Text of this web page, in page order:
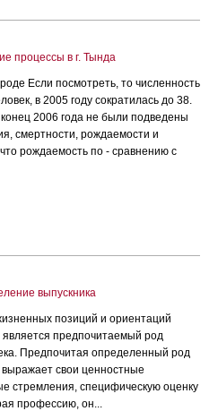
процессы в г. Тында
Если посмотреть, то численность
в 2005 году сократилась до 38.
2006 года не были подведены
смертности, рождаемости и
рождаемость по - сравнению с
выпускника
позиций и ориентаций
предпочитаемый род
Предпочитая определенный род
свои ценностные
стремления, специфическую оценку
профессию, он...